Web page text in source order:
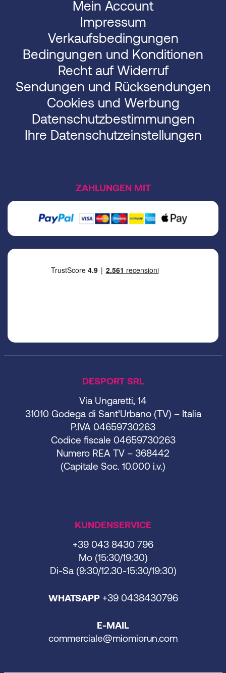
DESPORT SRL
Via Ungaretti, 14
31010 Godega di Sant’Urbano (TV) – Italia
P.IVA 04659730263
Codice fiscale 04659730263
Numero REA TV – 368442
(Capitale Soc. 10.000 i.v.)
KUNDENSERVICE
+39 043 8430 796
Mo (15:30/19:30)
Di-Sa (9:30/12.30-15:30/19:30)
WHATSAPP +39 0438430796
E-MAIL
commerciale@miomiorun.com
Mein Account
Impressum
Verkaufsbedingungen
Bedingungen und Konditionen
Recht auf Widerruf
Sendungen und Rücksendungen
Cookies und Werbung
Datenschutzbestimmungen
Ihre Datenschutzeinstellungen
ZAHLUNGEN MIT